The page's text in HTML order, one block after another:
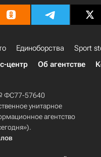
Единоборства Sport
центр Об агентстве
ФС77-57640
унитарное
агентство